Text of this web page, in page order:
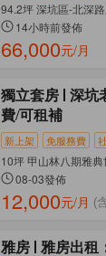
94.2坪 深坑區-北深
14小時前發佈
66,000元/月
獨立套房
深坑
費/可租補
新上架 免服務費
10坪 甲山林八期雅
08-03發佈
12,000元/月 (
雅房 雅房出租